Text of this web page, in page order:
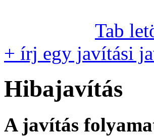
Tab
+ írj egy javítási
Hibajavítás
A javítás